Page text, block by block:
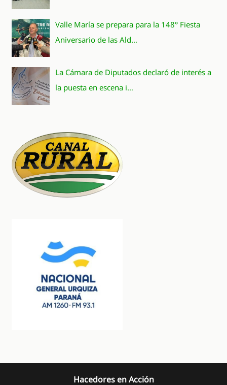
Valle María se prepara para la 148° Fiesta
Aniversario de las Ald…
La Cámara de Diputados declaró de interés a
la puesta en escena i…
Hacedores en Acción